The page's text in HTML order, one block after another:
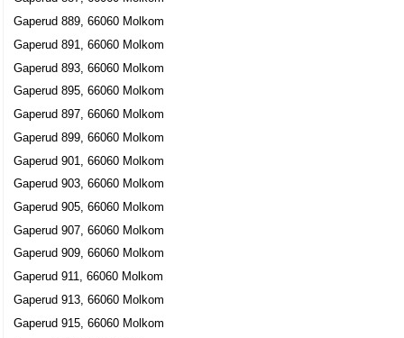
Gaperud 889, 66060 Molkom
Gaperud 891, 66060 Molkom
Gaperud 893, 66060 Molkom
Gaperud 895, 66060 Molkom
Gaperud 897, 66060 Molkom
Gaperud 899, 66060 Molkom
Gaperud 901, 66060 Molkom
Gaperud 903, 66060 Molkom
Gaperud 905, 66060 Molkom
Gaperud 907, 66060 Molkom
Gaperud 909, 66060 Molkom
Gaperud 911, 66060 Molkom
Gaperud 913, 66060 Molkom
Gaperud 915, 66060 Molkom